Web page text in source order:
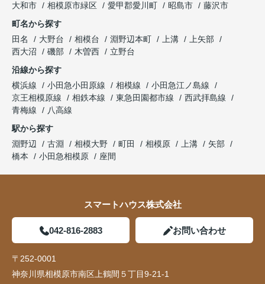
大和市
相模原市緑区 愛甲郡愛川町 昭島市
藤沢市
町名から探す
田名
大野台 相模台 淵野辺本町 上溝
上矢部
西大沼
磯部 木曽西
立野台
沿線から探す
横浜線
小田急小田原線 相模線
小田急江ノ島線
京王相模原線
相鉄本線 東急田園都市線
西武拝島線
青梅線
八高線
駅から探す
淵野辺
古淵 相模大野 町田 相模原 上溝
矢部
橋本
小田急相模原 座間
スマートハウス株式会社
042-816-2883 お問い合わせ
〒252-0001
神奈川県相模原市南区上鶴間５丁目9-21-1